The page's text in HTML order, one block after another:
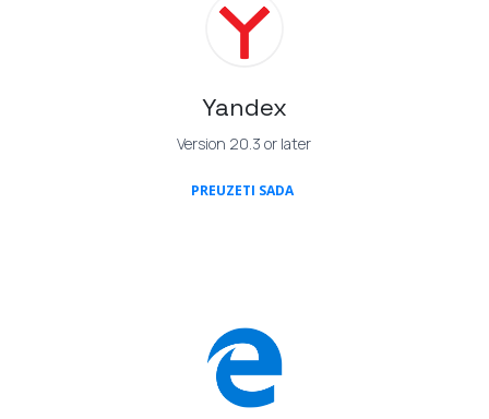
Yandex
Version 20.3 or later
PREUZETI SADA(OPENS IN A NEW TAB)